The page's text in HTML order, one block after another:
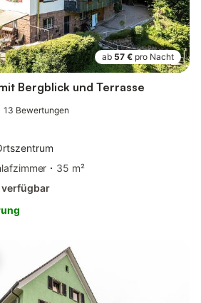
ab 57 € pro Nacht
Bergblick und Terrasse
13 Bewertungen
35 m²
verfügbar